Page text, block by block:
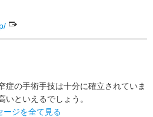
症の手術手技は十分に確立されていま
いといえるでしょう。
ージを全て見る